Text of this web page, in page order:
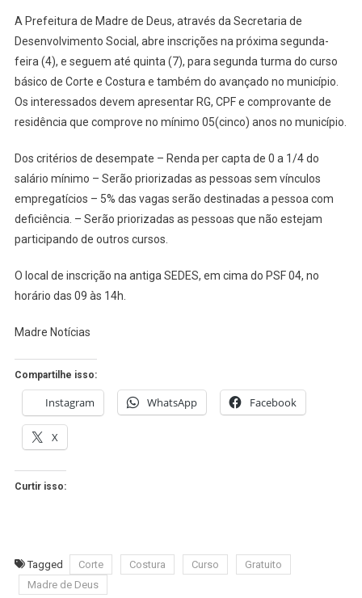
PARA
2ª
TURMA
DE
CORTE
E
ABREM
NESTA
A Prefeitura de Madre de Deus, através da Secretaria de
Desenvolvimento Social, abre inscrições na próxima segunda-
feira (4), e seguem até quinta (7), para segunda turma do curso
básico de Corte e Costura e também do avançado no município.
Os interessados devem apresentar RG, CPF e comprovante de
residência que comprove no mínimo 05(cinco) anos no município.
Dos critérios de desempate – Renda per capta de 0 a 1/4 do
salário mínimo – Serão priorizadas as pessoas sem vínculos
empregatícios – 5% das vagas serão destinadas a pessoa com
deficiência. – Serão priorizadas as pessoas que não estejam
participando de outros cursos.
O local de inscrição na antiga SEDES, em cima do PSF 04, no
horário das 09 às 14h.
Madre Notícias
Compartilhe isso:
Instagram WhatsApp Facebook
X
Curtir isso:
Tagged Corte Costura Curso
Gratuito
Madre de Deus